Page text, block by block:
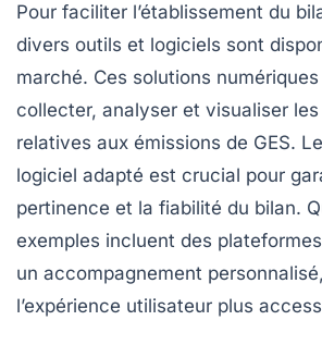
Pour faciliter l’établissement du
divers outils et logiciels sont
marché. Ces solutions
collecter, analyser et visualiser les
relatives aux émissions de GES.
logiciel adapté est crucial pour
pertinence et la fiabilité du bilan.
exemples incluent des
un accompagnement
l’expérience utilisateur plus